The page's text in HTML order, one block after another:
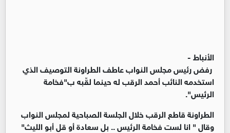
الأنباط -
رفض رئيس مجلس النواب عاطف الطراونة التوصيف الذي
استخدمه النائب أحمد الرقب له حينما لقّبه ب"فخامة
الرئيس".
الطراونة قاطع الرقب خلال الجلسة الصباحية لمجلس النواب
وقال " انا لست فخامة الرئيس .. بل سعادة أو قل أبو الليث"